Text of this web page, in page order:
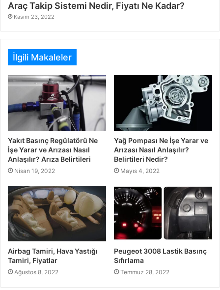
Araç Takip Sistemi Nedir, Fiyatı Ne Kadar?
Kasım 23, 2022
İlgili Makaleler
Yakıt Basınç Regülatörü Ne
İşe Yarar ve Arızası Nasıl
Anlaşılır? Arıza Belirtileri
Nisan 19, 2022
Yağ Pompası Ne İşe Yarar ve
Arızası Nasıl Anlaşılır?
Belirtileri Nedir?
Mayıs 4, 2022
Airbag Tamiri, Hava Yastığı
Tamiri, Fiyatlar
Ağustos 8, 2022
Peugeot 3008 Lastik Basınç
Sıfırlama
Temmuz 28, 2022